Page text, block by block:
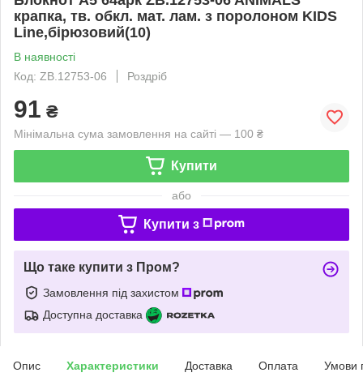
крапка, тв. обкл. мат. лам. з поролоном KIDS
Line,бірюзовий(10)
В наявності
Код: ZB.12753-06
Роздріб
91 ₴
Мінімальна сума замовлення на сайті — 100 ₴
Купити
або
Купити з
Що таке купити з Пром?
Замовлення під захистом
Доступна доставка
Опис Характеристики Доставка Оплата Умови